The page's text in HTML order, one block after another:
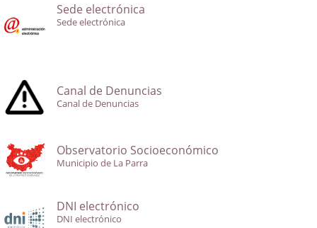
Sede electrónica
Sede electrónica
Canal de Denuncias
Canal de Denuncias
Observatorio Socioeconómico
Municipio de La Parra
DNI electrónico
DNI electrónico